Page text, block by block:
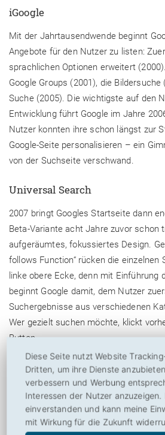
iGoogle
Mit der Jahrtausendwende beginnt
Angebote für den Nutzer zu listen:
sprachlichen Optionen erweitert
Google Groups (2001), die
Suche (2005). Die wichtigste auf den
Entwicklung führt Google im Jahre
Nutzer konnten ihre schon längst zur
Google-Seite personalisieren – ein
von der Suchseite verschwand.
Universal Search
2007 bringt Googles Startseite dann
Beta-Variante acht Jahre zuvor schon
aufgeräumtes, fokussiertes Design.
follows Function“ rücken die einzelnen
linke obere Ecke, denn mit Einführung
beginnt Google damit, dem Nutzer
Suchergebnisse aus verschiedenen
Wer gezielt suchen möchte, klickt
Button.
Personalisierung
Die 2011 vorgestellte Überarbeitung
von gestern. Aus der ein und anderen
inzwischen eine handfeste
Diese Seite nutzt Website
Dritten, um ihre Dienste
verbessern und Werbung
Interessen der Nutzer
einverstanden und kann meine
mit Wirkung für die Zukunft